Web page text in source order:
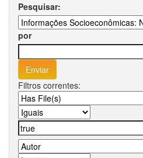
Pesquisar:
por
Filtros correntes: